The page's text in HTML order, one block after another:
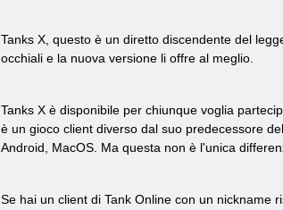
Tanks X, questo è un diretto discendente del
occhiali e la nuova versione li offre al meglio.
Tanks X è disponibile per chiunque voglia
è un gioco client diverso dal suo predecessore
Android, MacOS. Ma questa non è l'unica
Se hai un client di Tank Online con un nickname